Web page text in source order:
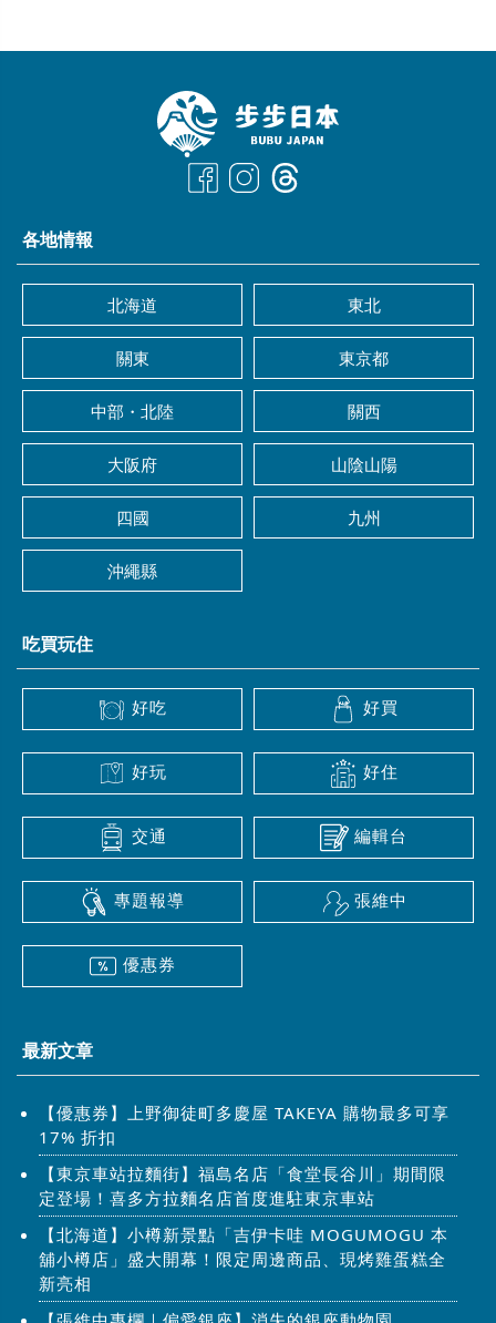
各地情報
北海道 東北
關東 東京都
中部・北陸 關西
大阪府 山陰山陽
四國 九州
沖繩縣
吃買玩住
好吃 好買
好玩 好住
交通 編輯台
專題報導 張維中
優惠券
最新文章
【優惠券】上野御徒町多慶屋 TAKEYA 購物最多可享
17% 折扣
【東京車站拉麵街】福島名店「食堂長谷川」期間限
定登場！喜多方拉麵名店首度進駐東京車站
【北海道】小樽新景點「吉伊卡哇 MOGUMOGU 本
舖小樽店」盛大開幕！限定周邊商品、現烤雞蛋糕全
新亮相